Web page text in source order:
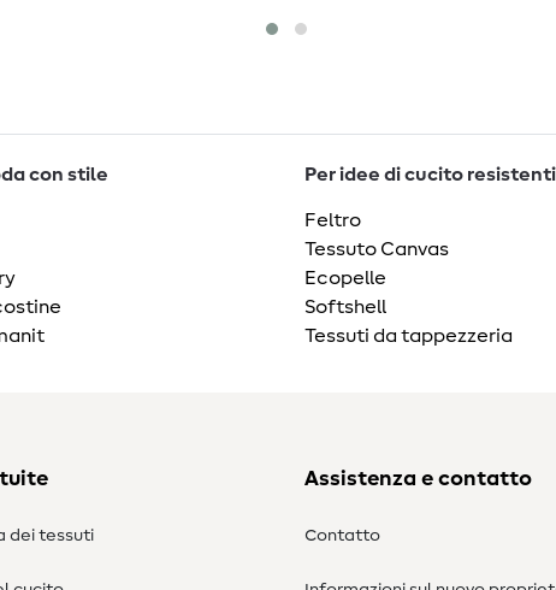
con stile Per idee di cucito resistenti
Feltro
Tessuto Canvas
Ecopelle
Softshell
Tessuti da tappezzeria
dei tessuti
Assistenza e contatto
Contatto